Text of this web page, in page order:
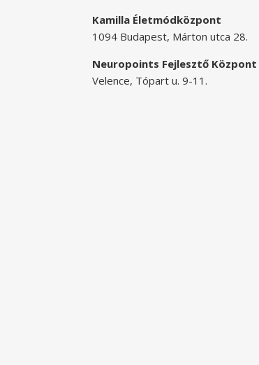
Kamilla Életmódközpont
1094 Budapest, Márton utca 28.
Neuropoints Fejlesztő Központ
Velence, Tópart u. 9-11.